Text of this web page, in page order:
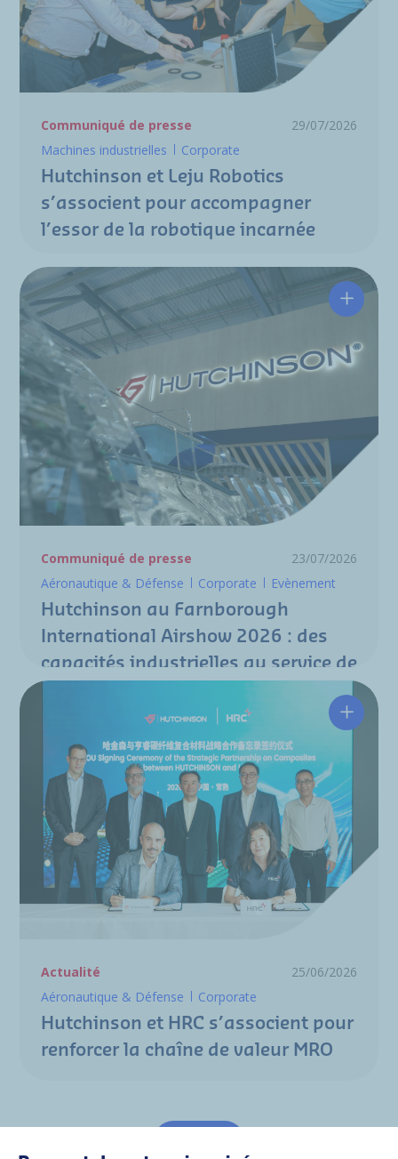
Communiqué de presse
29/07/2026
Machines industrielles
Corporate
Hutchinson et Leju Robotics
s’associent pour accompagner
l’essor de la robotique incarnée
Communiqué de presse
23/07/2026
Aéronautique & Défense
Corporate Evènement
Hutchinson au Farnborough
International Airshow 2026 : des
capacités industrielles au service de
programmes aéronautiques
Actualité
25/06/2026
Aéronautique & Défense
Corporate
Hutchinson et HRC s’associent pour
renforcer la chaîne de valeur MRO